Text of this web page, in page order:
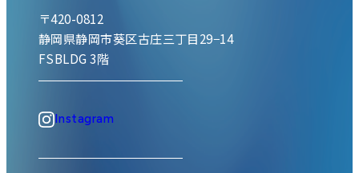
〒420-0812
静岡県静岡市葵区古庄三丁目29−14
FSBLDG 3階
Instagram